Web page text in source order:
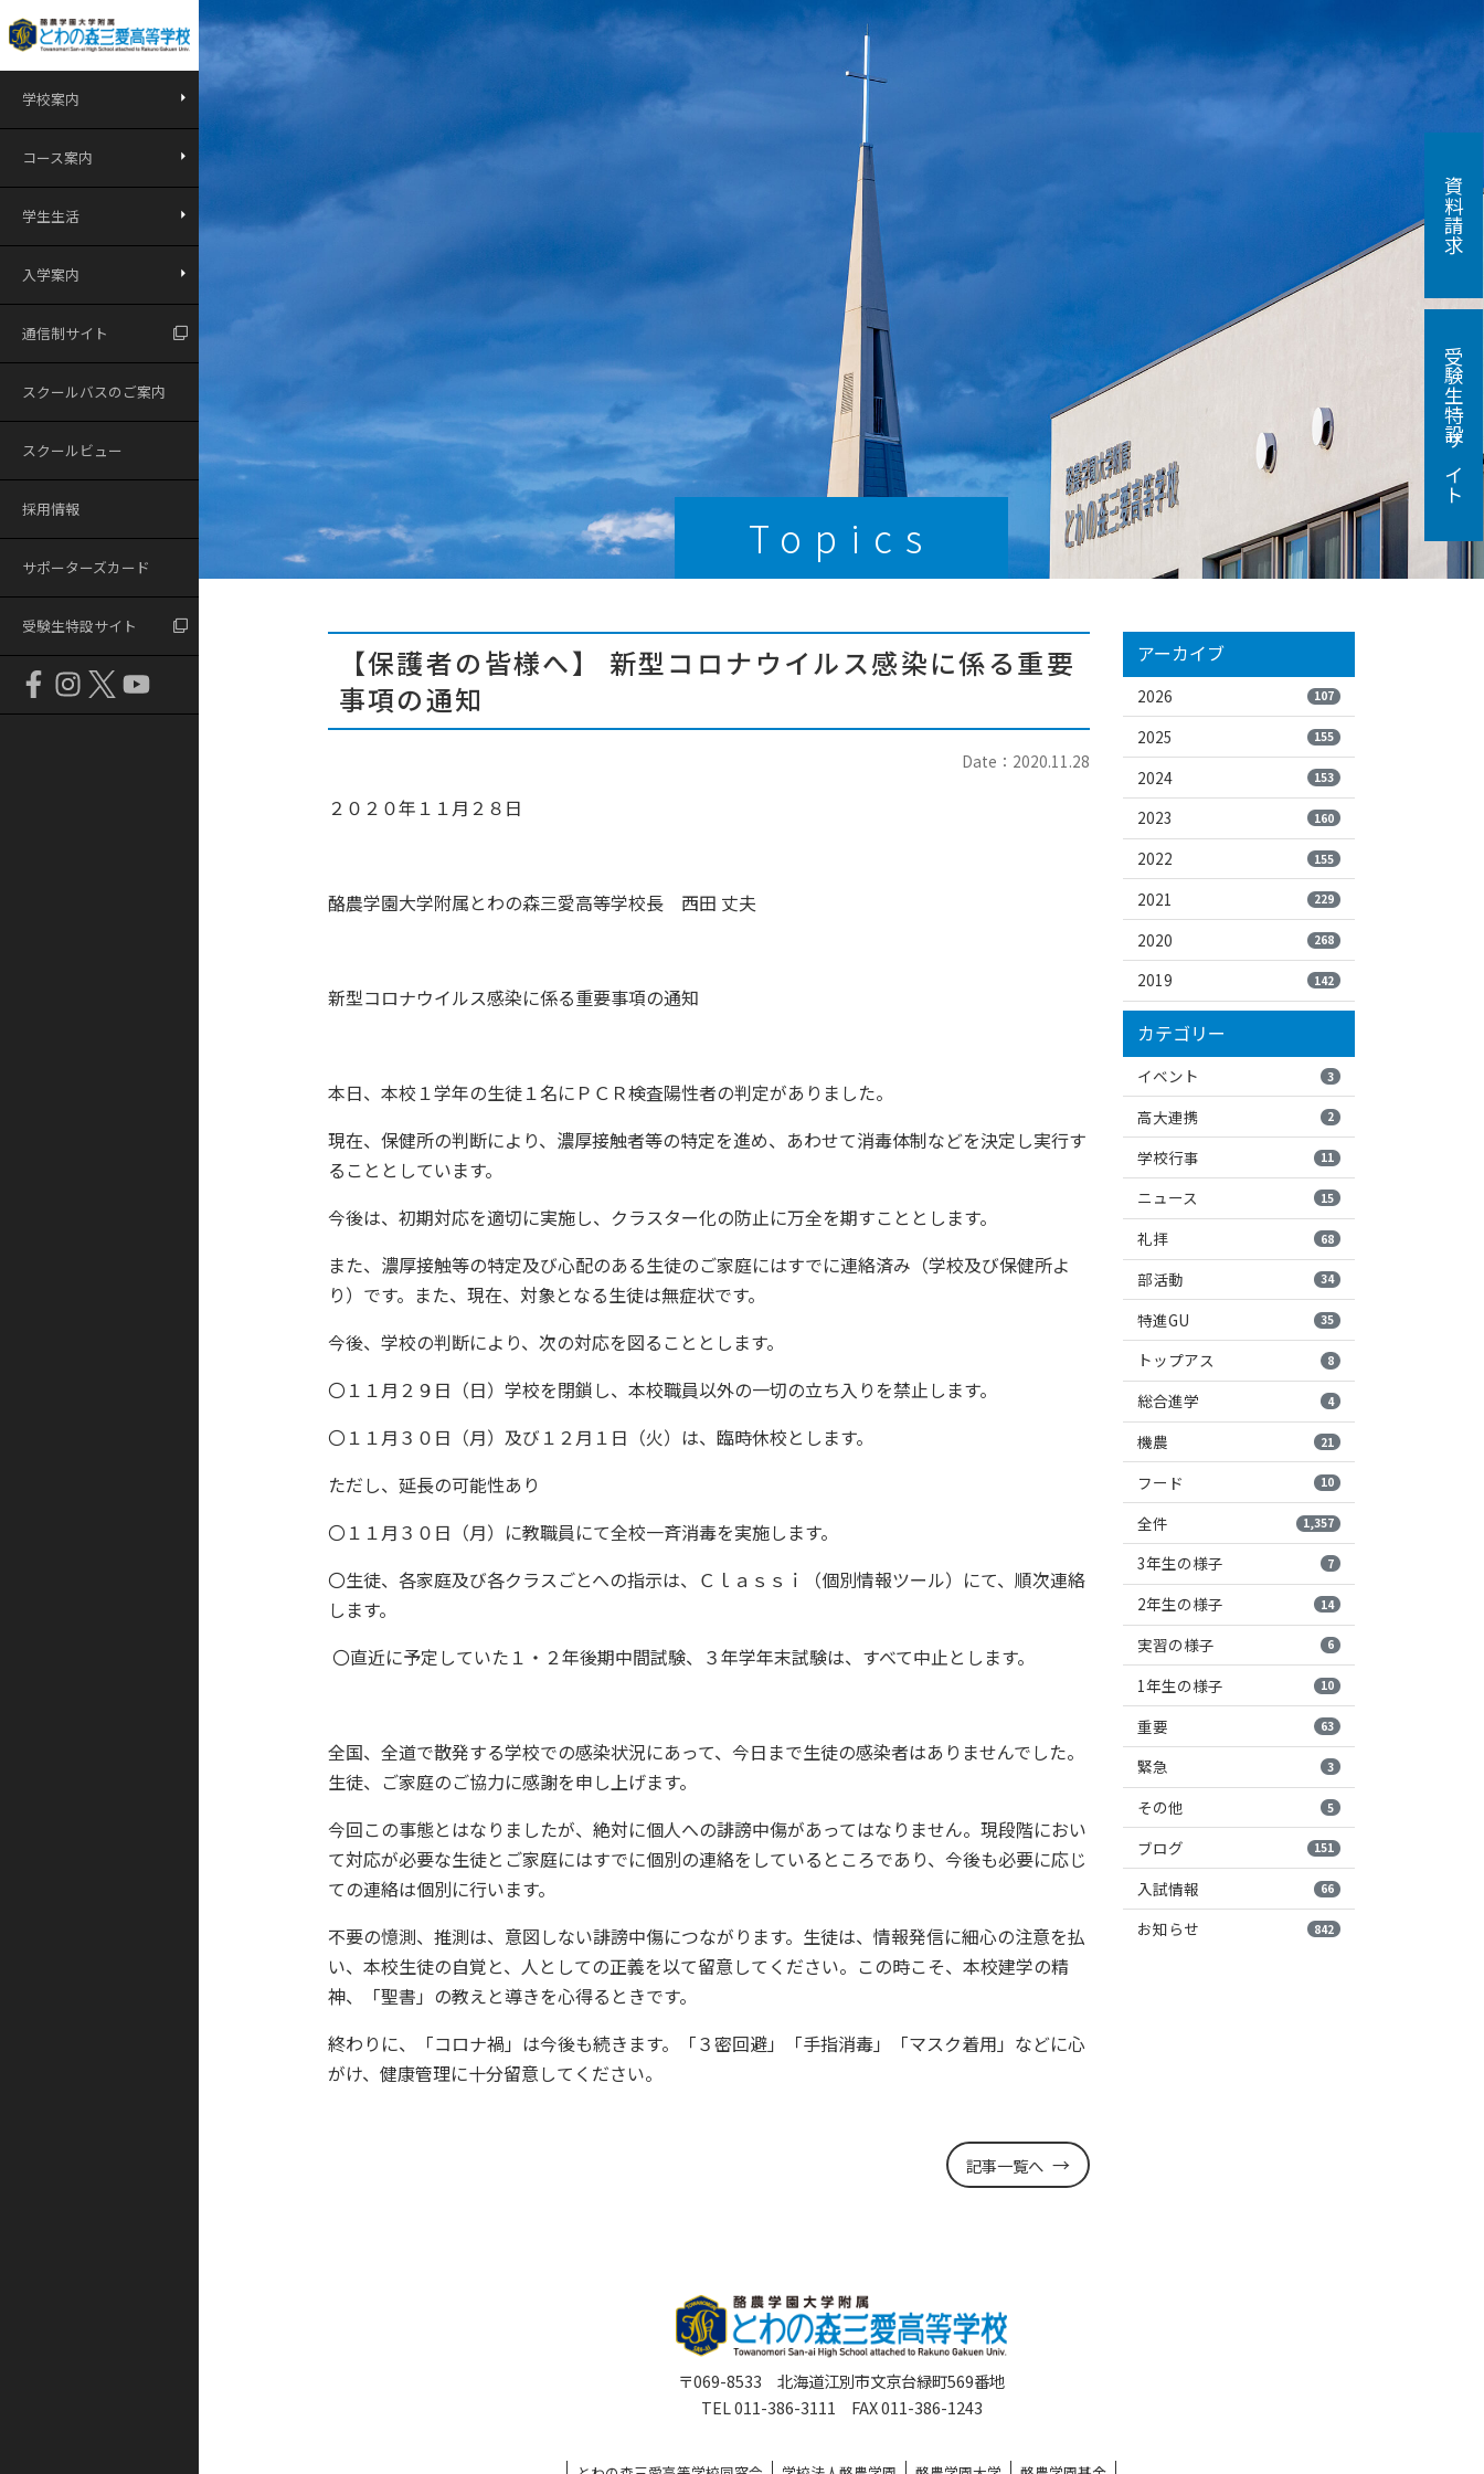
学校案内
コース案内
学生生活
入学案内
通信制サイト
スクールバスのご案内
スクールビュー
採用情報
サポーターズカード
受験生特設サイト
Topics
【保護者の皆様へ】 新型コロナウイルス感染に係る重要
事項の通知
Date：2020.11.28
２０２０年１１月２８日
酪農学園大学附属とわの森三愛高等学校長 西田 丈夫
新型コロナウイルス感染に係る重要事項の通知
本日、本校１学年の生徒１名にＰＣＲ検査陽性者の判定がありました。
現在、保健所の判断により、濃厚接触者等の特定を進め、あわせて消毒体制などを決定し実行す
ることとしています。
今後は、初期対応を適切に実施し、クラスター化の防止に万全を期すこととします。
また、濃厚接触等の特定及び心配のある生徒のご家庭にはすでに連絡済み（学校及び保健所よ
り）です。また、現在、対象となる生徒は無症状です。
今後、学校の判断により、次の対応を図ることとします。
〇１１月２９日（日）学校を閉鎖し、本校職員以外の一切の立ち入りを禁止します。
〇１１月３０日（月）及び１２月１日（火）は、臨時休校とします。
ただし、延長の可能性あり
〇１１月３０日（月）に教職員にて全校一斉消毒を実施します。
〇生徒、各家庭及び各クラスごとへの指示は、Ｃｌａｓｓｉ（個別情報ツール）にて、順次連絡
します。
〇直近に予定していた１・２年後期中間試験、３年学年末試験は、すべて中止とします。
全国、全道で散発する学校での感染状況にあって、今日まで生徒の感染者はありませんでした。
生徒、ご家庭のご協力に感謝を申し上げます。
今回この事態とはなりましたが、絶対に個人への誹謗中傷があってはなりません。現段階におい
て対応が必要な生徒とご家庭にはすでに個別の連絡をしているところであり、今後も必要に応じ
ての連絡は個別に行います。
不要の憶測、推測は、意図しない誹謗中傷につながります。生徒は、情報発信に細心の注意を払
い、本校生徒の自覚と、人としての正義を以て留意してください。この時こそ、本校建学の精
神、「聖書」の教えと導きを心得るときです。
終わりに、「コロナ禍」は今後も続きます。「３密回避」「手指消毒」「マスク着用」などに心
がけ、健康管理に十分留意してください。
記事一覧へ
アーカイブ
2026 107
2025 155
2024 153
2023 160
2022 155
2021 229
2020 268
2019 142
カテゴリー
イベント 3
高大連携 2
学校行事 11
ニュース 15
礼拝 68
部活動 34
特進GU 35
トップアス 8
総合進学 4
機農 21
フード 10
全件 1,357
3年生の様子 7
2年生の様子 14
実習の様子 6
1年生の様子 10
重要 63
緊急 3
その他 5
ブログ 151
入試情報 66
お知らせ 842
〒069-8533 北海道江別市文京台緑町569番地
TEL 011-386-3111 FAX 011-386-1243
資料請求
受験生特設サイト